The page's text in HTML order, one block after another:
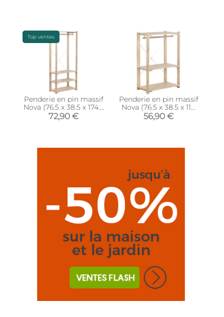
Top ventes
Penderie en pin massif
Nova (76.5 x 38.5 x 174.5
cm)
72,90 €
Penderie en pin massif
Nova (76.5 x 38.5 x 110
cm)
56,90 €